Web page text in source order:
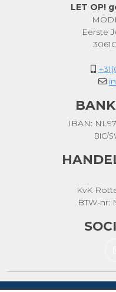
LET OP!
Eerste
BANK
IBAN:
BIC/
KvK
BTW-nr: